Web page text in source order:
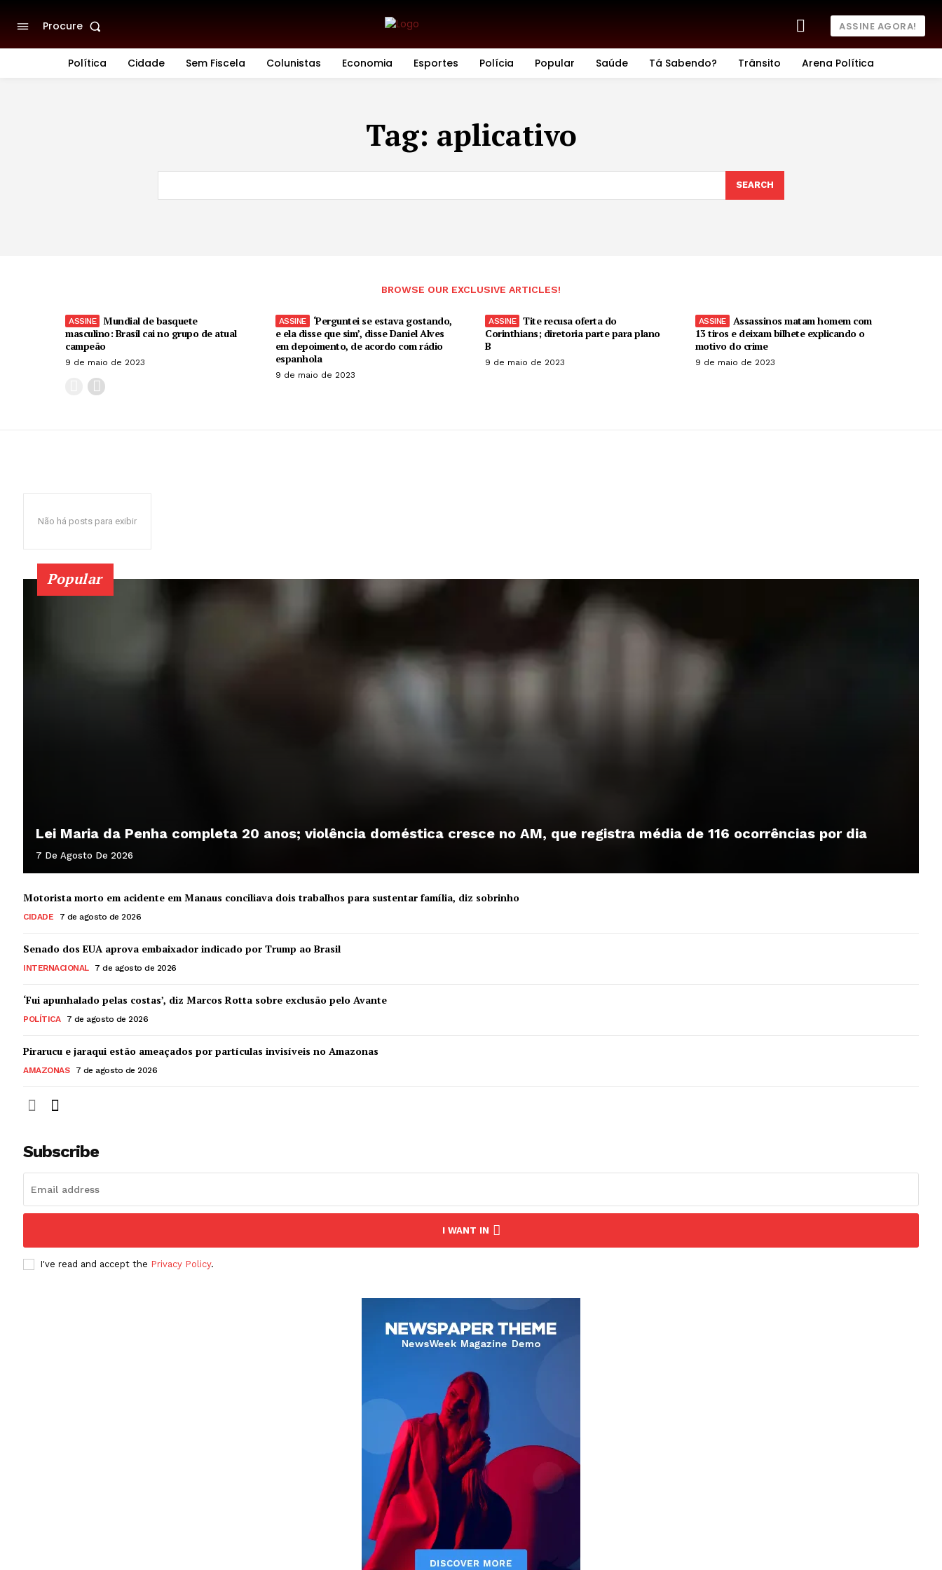
Procure ASSINE AGORA!
Política Cidade Sem Fiscela Colunistas Economia Esportes Polícia Popular Saúde Tá Sabendo? Trânsito Arena Política
Tag: aplicativo
SEARCH
BROWSE OUR EXCLUSIVE ARTICLES!
Mundial de basquete
masculino: Brasil cai no grupo de atual
campeão
9 de maio de 2023
‘Perguntei se estava gostando,
e ela disse que sim’, disse Daniel Alves
em depoimento, de acordo com rádio
espanhola
9 de maio de 2023
Tite recusa oferta do
Corinthians; diretoria parte para plano
B
9 de maio de 2023
Assassinos matam homem com
13 tiros e deixam bilhete explicando o
motivo do crime
9 de maio de 2023
Não há posts para exibir
Popular
Lei Maria da Penha completa 20 anos; violência doméstica cresce no AM, que registra média de 116 ocorrências por dia
7 De Agosto De 2026
Motorista morto em acidente em Manaus conciliava dois trabalhos para sustentar família, diz sobrinho
CIDADE 7 de agosto de 2026
Senado dos EUA aprova embaixador indicado por Trump ao Brasil
INTERNACIONAL 7 de agosto de 2026
‘Fui apunhalado pelas costas’, diz Marcos Rotta sobre exclusão pelo Avante
POLÍTICA 7 de agosto de 2026
Pirarucu e jaraqui estão ameaçados por partículas invisíveis no Amazonas
AMAZONAS 7 de agosto de 2026
Subscribe
I WANT IN
I've read and accept the Privacy Policy.